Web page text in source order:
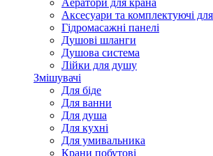
Аератори для крана
Аксесуари та комплектуючі
Гідромасажні панелі
Душові шланги
Душова система
Лійки для душу
Змішувачі
Для біде
Для ванни
Для душа
Для кухні
Для умивальника
Крани побутові